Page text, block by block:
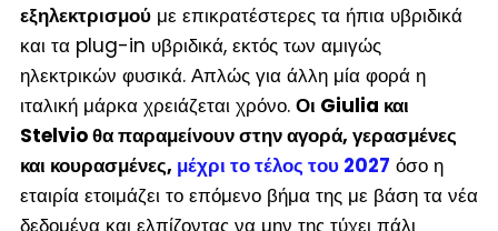
εξηλεκτρισμούμε επικρατέστερες τα ήπια υβριδικά
και τα plug-in υβριδικά, εκτός των αμιγώς
ηλεκτρικών φυσικά. Απλώς για άλλη μία φορά η
ιταλική μάρκα χρειάζεται χρόνο. Οι Giulia και
Stelvio θα παραμείνουν στην αγορά, γερασμένες
και κουρασμένες, μέχρι το τέλος του 2027 όσο η
εταιρία ετοιμάζει το επόμενο βήμα της με βάση τα νέα
δεδομένα και ελπίζοντας να μην της τύχει πάλι